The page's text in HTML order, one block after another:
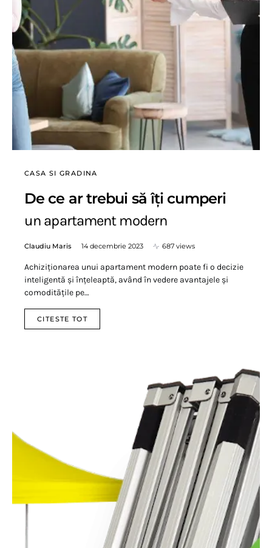
CASA SI GRADINA
De ce ar trebui să îți cumperi
un apartament modern
Claudiu Maris 14 decembrie 2023 687 views
Achiziționarea unui apartament modern poate fi o decizie
inteligentă și înțeleaptă, având în vedere avantajele și
comoditățile pe…
CITESTE TOT